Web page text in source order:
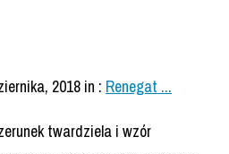
2018 in : Renegat ...
twardziela i wzór